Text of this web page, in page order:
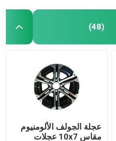
(48)
عجلة الجولف الألومنيوم
مقاس 10x7 عجلات